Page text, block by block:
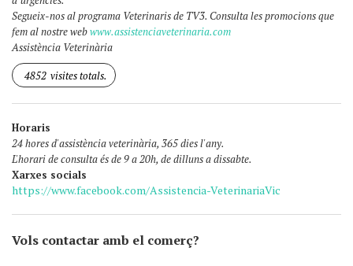
Segueix-nos al programa Veterinaris de TV3. Consulta les promocions que
fem al nostre webwww.assistenciaveterinaria.com
Assistència Veterinària
4852 visites totals.
Horaris
24 hores d'assistència veterinària, 365 dies l'any.
L'horari de consulta és de 9 a 20h, de dilluns a dissabte.
Xarxes socials
https://www.facebook.com/Assistencia-VeterinariaVic
Vols contactar amb el comerç?